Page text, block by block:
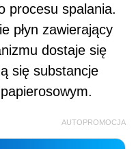
procesu spalania.
płyn zawierający
dostaje się
się substancje
AUTOPROMOCJA